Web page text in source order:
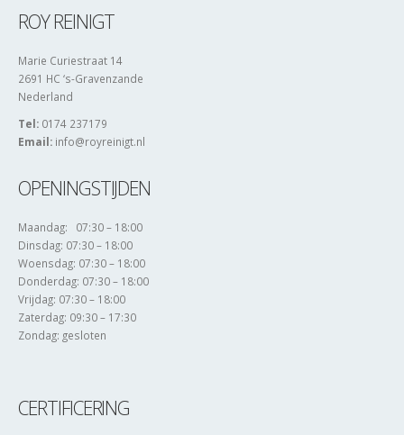
ROY REINIGT
Marie Curiestraat 14
2691 HC ‘s-Gravenzande
Nederland
Tel: 0174 237179
Email: info@royreinigt.nl
OPENINGSTIJDEN
Maandag: 07:30 – 18:00
Dinsdag: 07:30 – 18:00
Woensdag: 07:30 – 18:00
Donderdag: 07:30 – 18:00
Vrijdag: 07:30 – 18:00
Zaterdag: 09:30 – 17:30
Zondag: gesloten
CERTIFICERING